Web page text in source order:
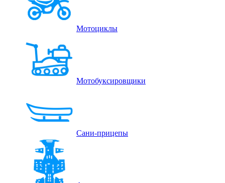
Мотоциклы
Мотобуксировщики
Сани-прицепы